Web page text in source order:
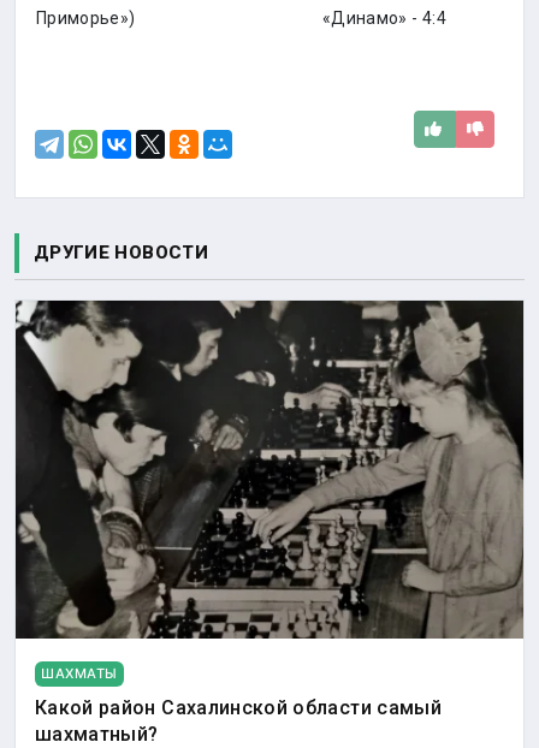
Приморье»)
«Динамо» - 4:4
ДРУГИЕ НОВОСТИ
ШАХМАТЫ
Какой район Сахалинской области самый
шахматный?